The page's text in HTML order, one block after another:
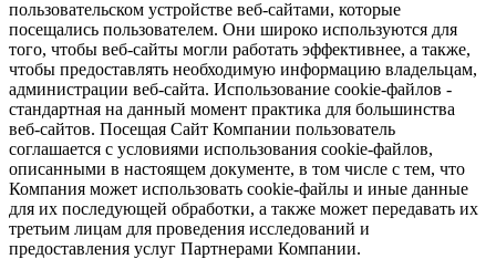
пользовательском устройстве веб-сайтами, которые
посещались пользователем. Они широко используются для
того, чтобы веб-сайты могли работать эффективнее, а также,
чтобы предоставлять необходимую информацию владельцам,
администрации веб-сайта. Использование cookie-файлов -
стандартная на данный момент практика для большинства
веб-сайтов. Посещая Сайт Компании пользователь
соглашается с условиями использования cookie-файлов,
описанными в настоящем документе, в том числе с тем, что
Компания может использовать cookie-файлы и иные данные
для их последующей обработки, а также может передавать их
третьим лицам для проведения исследований и
предоставления услуг Партнерами Компании.